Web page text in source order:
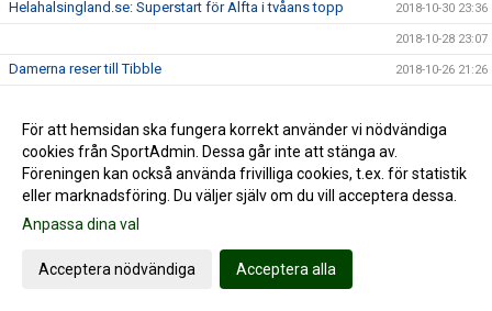
Helahalsingland.se: Superstart för Alfta i tvåans topp 2018-10-30 23:36
2018-10-28 23:07
Damerna reser till Tibble 2018-10-26 21:26
INFÖR tidiga toppmötet 2018-10-18 18:15
Sjuk halvlek grundlade överraskande storseger
Damerna antar tuffaste utmaningen hittills 2018-10-12 22:22
Mål av Thessan i frustrerande seger
Säker premiärseger i märklig match
För att hemsidan ska fungera korrekt använder vi nödvändiga
cookies från SportAdmin. Dessa går inte att stänga av.
Föreningen kan också använda frivilliga cookies, t.ex. för statistik
eller marknadsföring. Du väljer själv om du vill acceptera dessa.
Anpassa dina val
Acceptera nödvändiga Acceptera alla